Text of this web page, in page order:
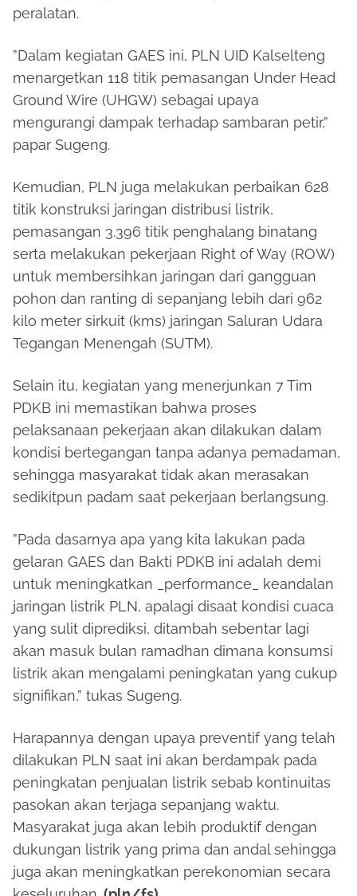
peralatan.
”Dalam kegiatan GAES ini, PLN UID Kalselteng
menargetkan 118 titik pemasangan Under Head
Ground Wire (UHGW) sebagai upaya
mengurangi dampak terhadap sambaran petir,”
papar Sugeng.
Kemudian, PLN juga melakukan perbaikan 628
titik konstruksi jaringan distribusi listrik,
pemasangan 3.396 titik penghalang binatang
serta melakukan pekerjaan Right of Way (ROW)
untuk membersihkan jaringan dari gangguan
pohon dan ranting di sepanjang lebih dari 962
kilo meter sirkuit (kms) jaringan Saluran Udara
Tegangan Menengah (SUTM).
Selain itu, kegiatan yang menerjunkan 7 Tim
PDKB ini memastikan bahwa proses
pelaksanaan pekerjaan akan dilakukan dalam
kondisi bertegangan tanpa adanya pemadaman,
sehingga masyarakat tidak akan merasakan
sedikitpun padam saat pekerjaan berlangsung.
”Pada dasarnya apa yang kita lakukan pada
gelaran GAES dan Bakti PDKB ini adalah demi
untuk meningkatkan _performance_ keandalan
jaringan listrik PLN, apalagi disaat kondisi cuaca
yang sulit diprediksi, ditambah sebentar lagi
akan masuk bulan ramadhan dimana konsumsi
listrik akan mengalami peningkatan yang cukup
signifikan,” tukas Sugeng.
Harapannya dengan upaya preventif yang telah
dilakukan PLN saat ini akan berdampak pada
peningkatan penjualan listrik sebab kontinuitas
pasokan akan terjaga sepanjang waktu.
Masyarakat juga akan lebih produktif dengan
dukungan listrik yang prima dan andal sehingga
juga akan meningkatkan perekonomian secara